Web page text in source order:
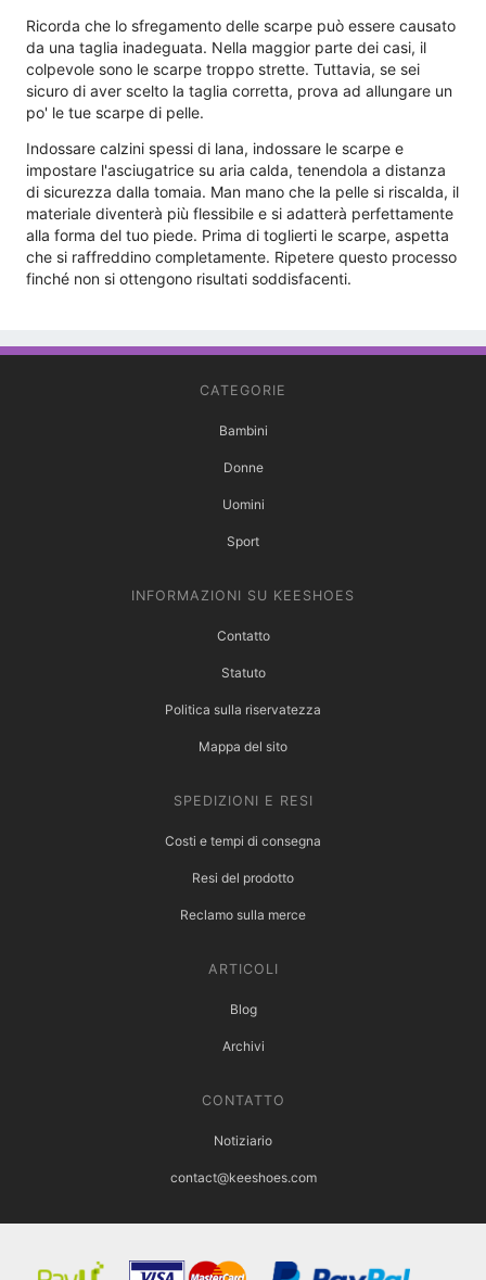
Ricorda che lo sfregamento delle scarpe può essere causato
da una taglia inadeguata. Nella maggior parte dei casi, il
colpevole sono le scarpe troppo strette. Tuttavia, se sei
sicuro di aver scelto la taglia corretta, prova ad allungare un
po' le tue scarpe di pelle.
Indossare calzini spessi di lana, indossare le scarpe e
impostare l'asciugatrice su aria calda, tenendola a distanza
di sicurezza dalla tomaia. Man mano che la pelle si riscalda, il
materiale diventerà più flessibile e si adatterà perfettamente
alla forma del tuo piede. Prima di toglierti le scarpe, aspetta
che si raffreddino completamente. Ripetere questo processo
finché non si ottengono risultati soddisfacenti.
CATEGORIE
Bambini
Donne
Uomini
Sport
INFORMAZIONI SU KEESHOES
Contatto
Statuto
Politica sulla riservatezza
Mappa del sito
SPEDIZIONI E RESI
Costi e tempi di consegna
Resi del prodotto
Reclamo sulla merce
ARTICOLI
Blog
Archivi
CONTATTO
Notiziario
contact@keeshoes.com